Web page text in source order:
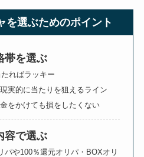
を選ぶためのポイント
帯を選ぶ
ればラッキー
実的に当たりを狙えるライン
をかけても損をしたくない
容で選ぶ
パや100％還元オリパ・BOXオリ